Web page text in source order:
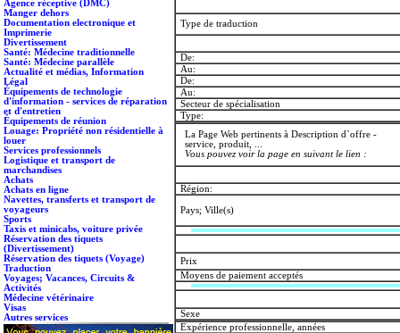
Agence réceptive (DMC)
Manger dehors
Documentation electronique et
Imprimerie
Divertissement
Santé: Médecine traditionnelle
Santé: Médecine parallèle
Actualité et médias, Information
Légal
Équipements de technologie
d'information - services de réparation
et d'entretien
Équipements de réunion
Louage: Propriété non résidentielle à
louer
Services professionnels
Logistique et transport de
marchandises
Achats
Achats en ligne
Navettes, transferts et transport de
voyageurs
Sports
Taxis et minicabs, voiture privée
Réservation des tiquets
(Divertissement)
Réservation des tiquets (Voyage)
Traduction
Voyages; Vacances, Circuits &
Activités
Médecine vétérinaire
Visas
Autres services
Type de traduction
De:
Au:
De:
Au:
Secteur de spécialisation
Type:
La Page Web pertinents à Description d`offre -
service, produit, ...
Vous pouvez voir la page en suivant le lien :
Région:
Pays; Ville(s)
Prix
Moyens de paiement acceptés
Sexe
Expérience professionnelle, années